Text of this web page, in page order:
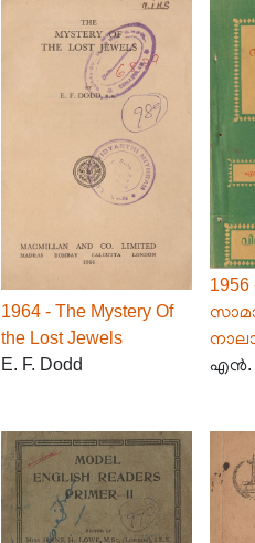
1964 - The Mystery Of
the Lost Jewels
E. F. Dodd
എൻ.